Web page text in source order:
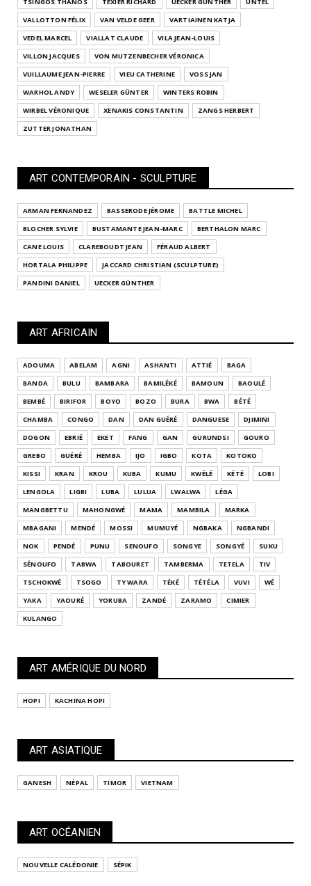
VALLOTTON FÉLIX
VAN VELDE GEER
VARTIAINEN KATJA
VEDEL MARCEL
VIALLAT CLAUDE
VILA JEAN-LOUIS
VILLON JACQUES
VON MUTZENBECHER VÉRONICA
VUILLAUME JEAN-PIERRE
VIEU CATHERINE
VOSS JAN
WARHOL ANDY
WESELER GÜNTER
WINTERS ROBIN
WIRBEL VÉRONIQUE
XENAKIS CONSTANTIN
ZANGS HERBERT
ZUTTER JONATHAN
ART CONTEMPORAIN - SCULPTURE
ARMAN FERNANDEZ BASSERODE JÉROME
BATTLE MICHEL
BLOCHER SYLVIE
BUSTAMANTE JEAN-MARC
BERTHALON MARC
CANE LOUIS
CLAREBOUDT JEAN
FÉRAUD ALBERT
HORTALA PHILIPPE
JACCARD CHRISTIAN (SCULPTURE)
PANDINI DANIEL
UECKER GÜNTHER
ART AFRICAIN
ADOUMA ABELAM AGNI ASHANTI ATTIÉ
BAGA
BANDA
BULU BAMBARA BAMILÉKÉ BAMOUN
BAOULÉ
BEMBÉ
BIRIFOR BOYO BOZO BURA BWA
BÉTÉ
CHAMBA
CONGO DAN DAN GUÉRÉ DANGUESE
DJIMINI
DOGON
EBRIÉ EKET FANG GAN GURUNDSI
GOURO
GREBO
GUÉRÉ HEMBA IJO IGBO KOTA
KOTOKO
KISSI
KRAN KROU KUBA KUMU KWÉLÉ KÉTÉ
LOBI
LENGOLA
LIGBI LUBA LULUA LWALWA
LÉGA
MANGBETTU
MAHONGWÉ MAMA MAMBILA
MARKA
MBAGANI
MENDÉ MOSSI MUMUYÉ NGBAKA
NGBANDI
NOK
PENDÉ PUNU SENOUFO SONGYE SONGYÉ
SUKU
SÉNOUFO
TABWA TABOURET TAMBERMA TETELA
TIV
TSCHOKWÉ
TSOGO TY WARA TÉKÉ TÉTÉLA VUVI
WÉ
YAKA
YAOURÉ YORUBA ZANDÉ ZARAMO
CIMIER
KULANGO
ART AMÉRIQUE DU NORD
HOPI KACHINA HOPI
ART ASIATIQUE
GANESH NÉPAL TIMOR VIETNAM
ART OCÉANIEN
NOUVELLE CALÉDONIE SÉPIK